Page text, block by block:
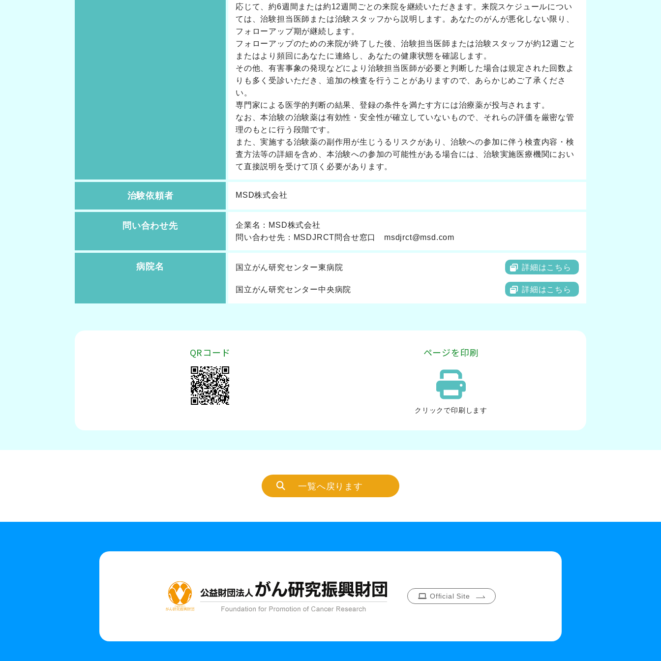
応じて、約6週間または約12週間ごとの来院を継続いただきます。来院スケジュールについ
ては、治験担当医師または治験スタッフから説明します。あなたのがんが悪化しない限り、
フォローアップ期が継続します。
フォローアップのための来院が終了した後、治験担当医師または治験スタッフが約12週ごと
またはより頻回にあなたに連絡し、あなたの健康状態を確認します。
その他、有害事象の発現などにより治験担当医師が必要と判断した場合は規定された回数よ
りも多く受診いただき、追加の検査を行うことがありますので、あらかじめご了承くださ
い。
専門家による医学的判断の結果、登録の条件を満たす方には治療薬が投与されます。
なお、本治験の治験薬は有効性・安全性が確立していないもので、それらの評価を厳密な管
理のもとに行う段階です。
また、実施する治験薬の副作用が生じうるリスクがあり、治験への参加に伴う検査内容・検
査方法等の詳細を含め、本治験への参加の可能性がある場合には、治験実施医療機関におい
て直接説明を受けて頂く必要があります。
治験依頼者 MSD株式会社
問い合わせ先
企業名：MSD株式会社
問い合わせ先：MSDJRCT問合せ窓口 msdjrct@msd.com
病院名 国立がん研究センター東病院 詳細はこちら
国立がん研究センター中央病院 詳細はこちら
QRコード ページを印刷
クリック で印刷します
一覧へ戻ります
Official Site